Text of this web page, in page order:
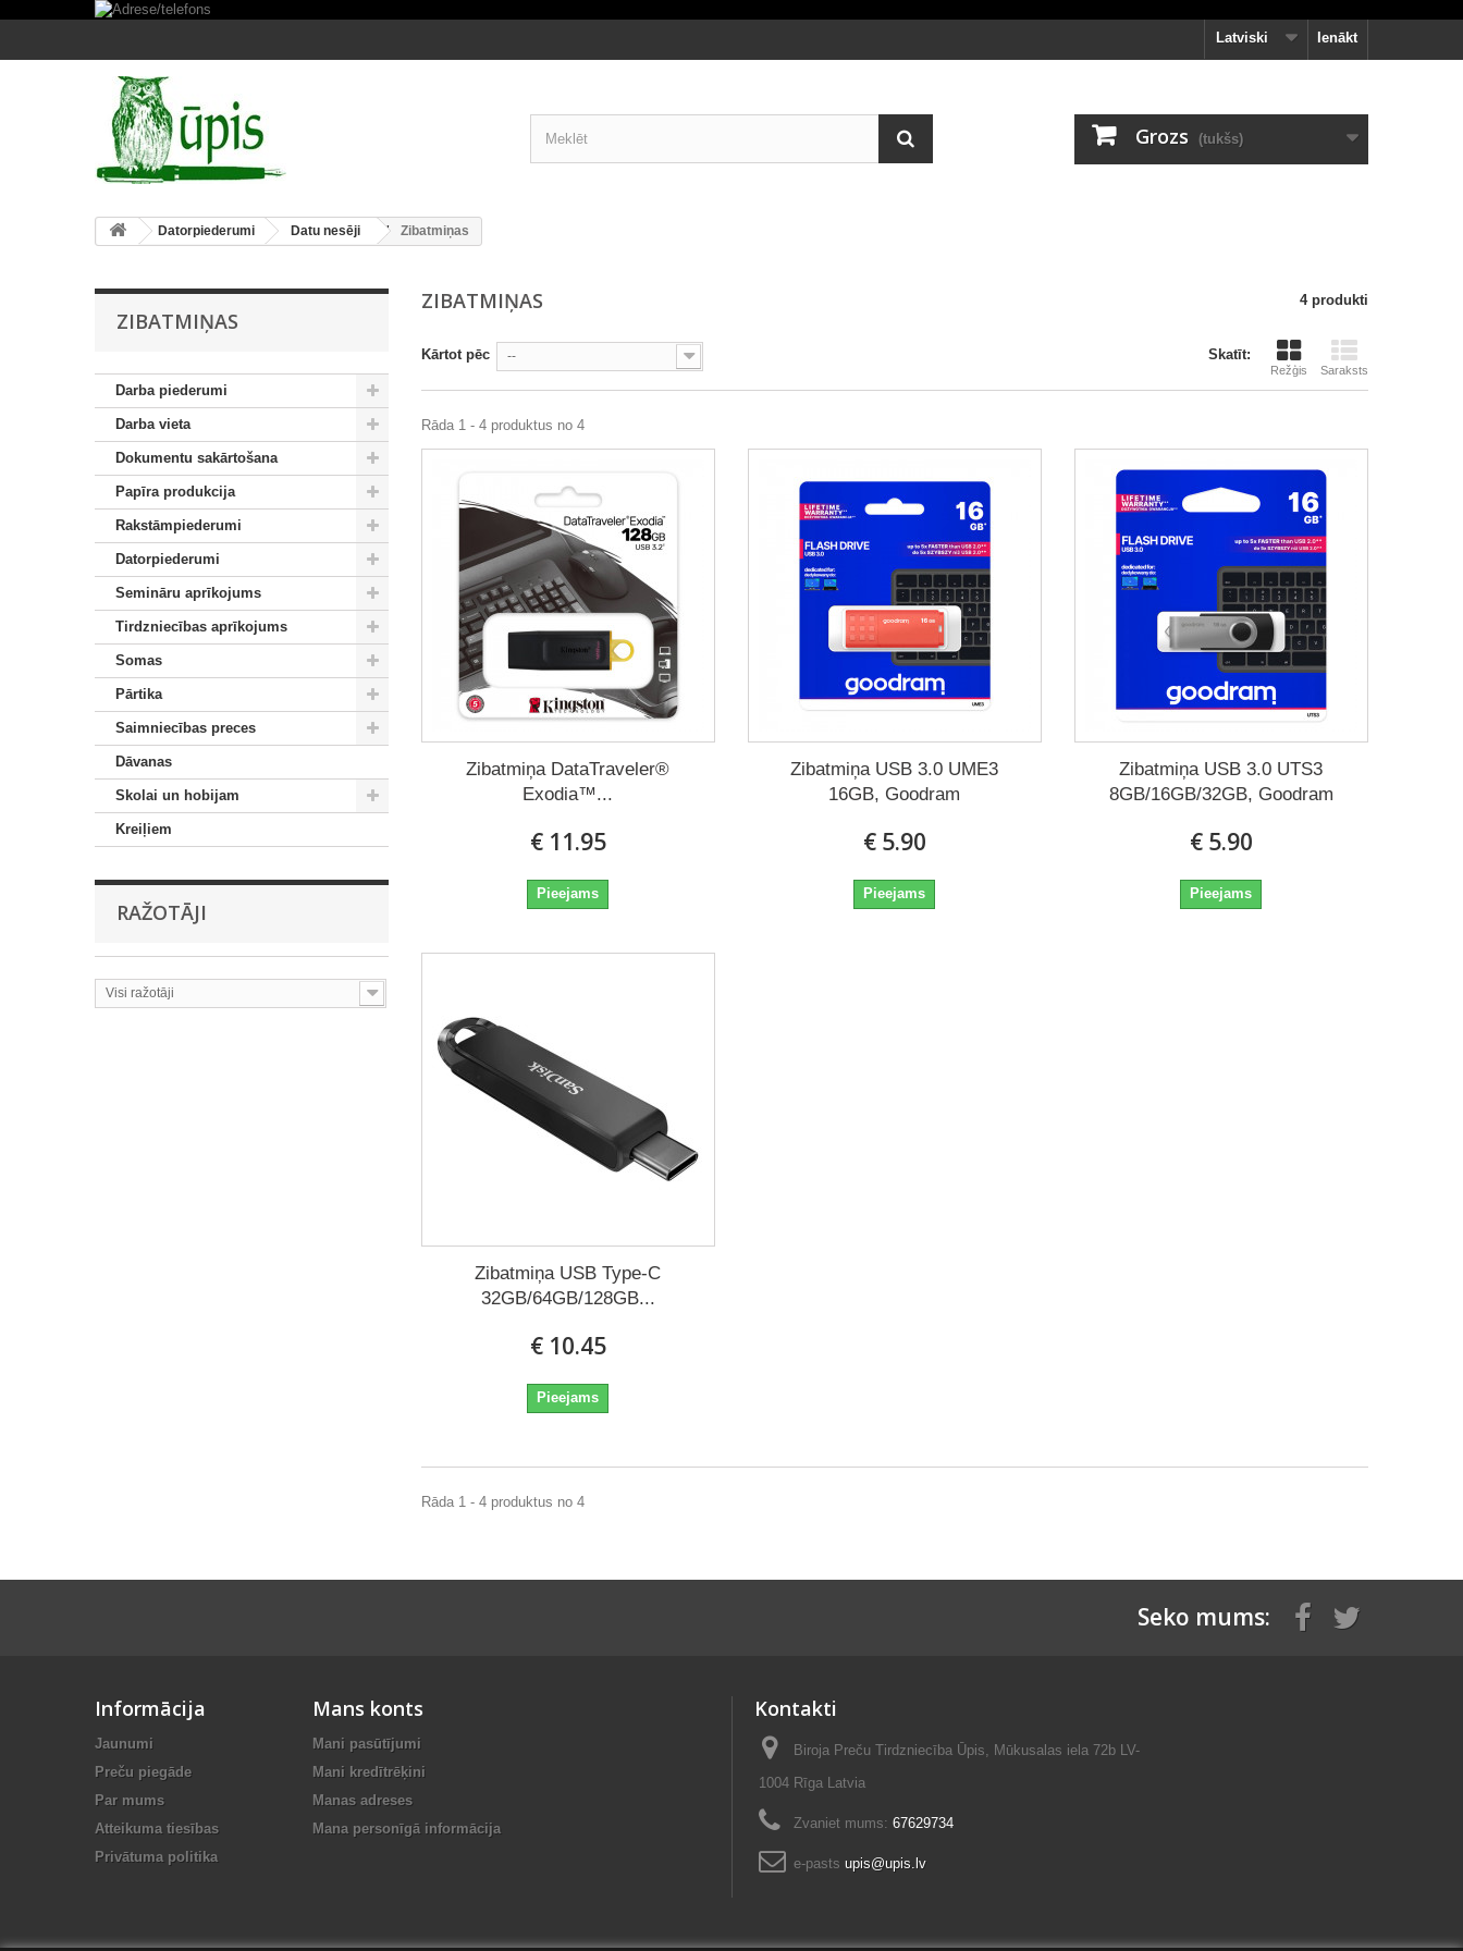
Ienākt
Latviski
Grozs (tukšs)
Datorpiederumi Datu nesēji Zibatmiņas
ZIBATMIŅAS
Darba piederumi
Darba vieta
Dokumentu sakārtošana
Papīra produkcija
Rakstāmpiederumi
Datorpiederumi
Semināru aprīkojums
Tirdzniecības aprīkojums
Somas
Pārtika
Saimniecības preces
Dāvanas
Skolai un hobijam
Kreiļiem
RAŽOTĀJI
Visi ražotāji
ZIBATMIŅAS 4 produkti
Skatīt:
Režģis Saraksts
Kārtot pēc --
Rāda 1 - 4 produktus no 4
Zibatmiņa DataTraveler®
Exodia™...
€ 11.95
Pieejams
Zibatmiņa USB 3.0 UME3
16GB, Goodram
€ 5.90
Pieejams
Zibatmiņa USB 3.0 UTS3
8GB/16GB/32GB, Goodram
€ 5.90
Pieejams
Zibatmiņa USB Type-C
32GB/64GB/128GB...
€ 10.45
Pieejams
Rāda 1 - 4 produktus no 4
Seko mums:
Informācija
Jaunumi
Preču piegāde
Par mums
Atteikuma tiesības
Privātuma politika
Mans konts
Mani pasūtījumi
Mani kredītrēķini
Manas adreses
Mana personīgā informācija
Kontakti
Biroja Preču Tirdzniecība Ūpis, Mūkusalas iela 72b LV-
1004 Rīga Latvia
Zvaniet mums: 67629734
e-pasts upis@upis.lv